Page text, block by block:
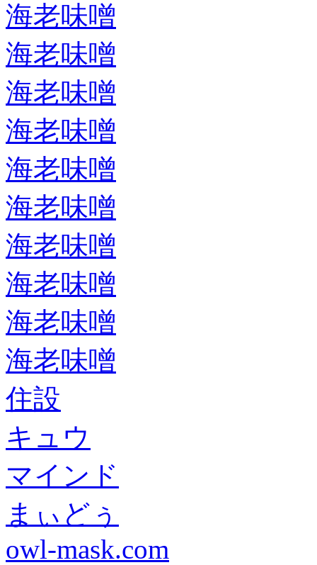
海老味噌
海老味噌
海老味噌
海老味噌
海老味噌
海老味噌
海老味噌
海老味噌
海老味噌
海老味噌
住設
キュウ
マインド
まぃどぅ
owl-mask.com